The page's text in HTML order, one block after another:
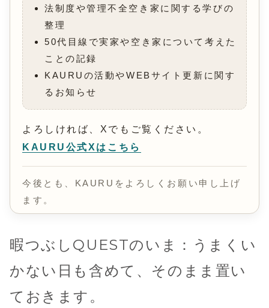
法制度や管理不全空き家に関する学びの
整理
50代目線で実家や空き家について考えた
ことの記録
KAURUの活動やWEBサイト更新に関す
るお知らせ
よろしければ、Xでもご覧ください。
KAURU公式Xはこちら
今後とも、KAURUをよろしくお願い申し上げ
ます。
暇つぶしQUESTのいま：うまくい
かない日も含めて、そのまま置い
ておきます。